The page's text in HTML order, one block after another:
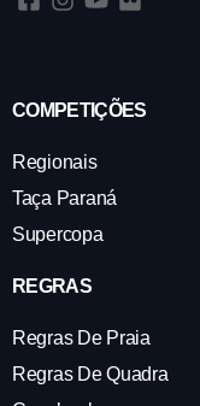
COMPETIÇÕES
Regionais
Taça Paraná
Supercopa
REGRAS
Regras De Praia
Regras De Quadra